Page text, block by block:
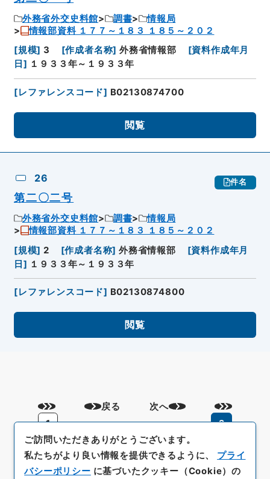
外務省外交史料館 調書
情報局
情報部資料 １７７～１８３ １８５～２０２
[規模] 3 [作成者名称] 外務省情報部 [資料作成年月
日 ] １９３３年～１９３３年
[レファレンスコード] B02130874700
閲覧
26 件名
第二〇二号
外務省外交史料館 調書
情報局
情報部資料 １７７～１８３ １８５～２０２
[規模] 2 [作成者名称] 外務省情報部 [資料作成年月
日 ] １９３３年～１９３３年
[レファレンスコード] B02130874800
閲覧
戻る
1
2
次へ
ご訪問いただきありがとうございます。
私たちがより良い情報を提供できるように、 プライ
バシーポリシー に基づいたクッキー（Cookie）の